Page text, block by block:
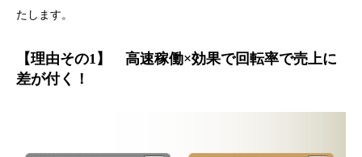
たします。
【理由その1】 高速稼働×効果で回転率で売上に
差が付く！